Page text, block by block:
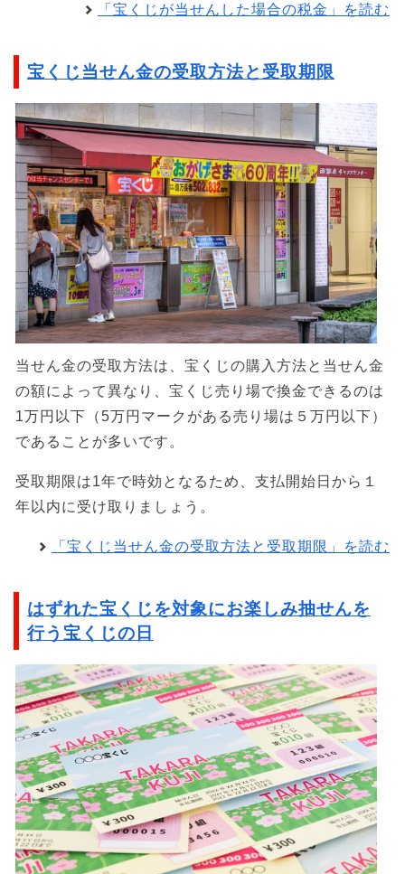
「宝くじが当せんした場合の税金」を読む
宝くじ当せん金の受取方法と受取期限
当せん金の受取方法は、宝くじの購入方法と当せん金
の額によって異なり、宝くじ売り場で換金できるのは
1万円以下（5万円マークがある売り場は５万円以下）
であることが多いです。
受取期限は1年で時効となるため、支払開始日から１
年以内に受け取りましょう。
「宝くじ当せん金の受取方法と受取期限」を読む
はずれた宝くじを対象にお楽しみ抽せんを
行う宝くじの日